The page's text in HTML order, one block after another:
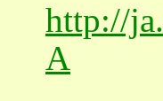
http://
A